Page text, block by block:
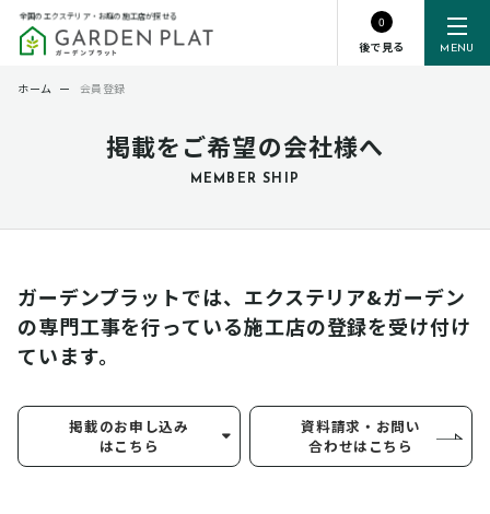
MENU
全国のエクステリア・お庭の施工店が探せる
0
後で見る
掲載をご希望の会社様へ
MEMBER SHIP
ホーム ー 会員登録
ガーデンプラットでは、エクステリア&ガーデン
の専門工事を行っている施工店の登録を受け付け
ています。
掲載のお申し込み
はこちら
資料請求・お問い
合わせはこちら